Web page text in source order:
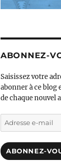
ABONNEZ-
Saisissez votre
abonner à ce
de chaque nouvel
Adresse
e-
ABONNEZ-